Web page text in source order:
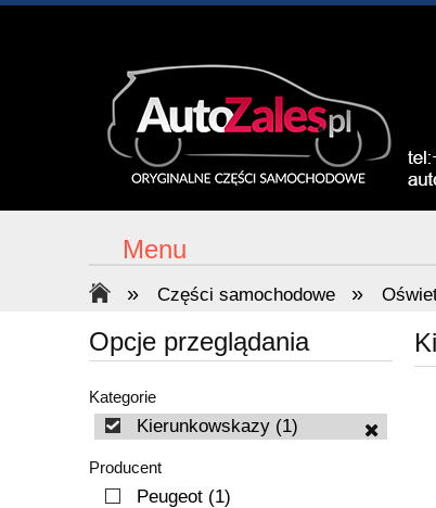
Menu
» Części samochodowe »
Opcje przeglądania
Kategorie
Kierunkowskazy (1)
Producent
Peugeot (1)